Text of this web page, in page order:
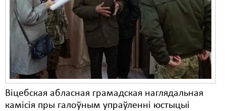
Віцебская абласная грамадская наглядальная
камісія пры галоўным упраўленні юстыцыі
Сьмяротнае пакараньне
Экалёгія
Правы працоўных
Сацыяльныя правы